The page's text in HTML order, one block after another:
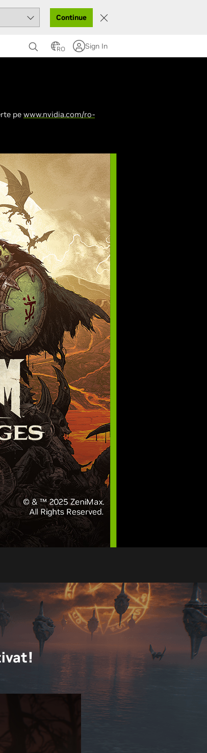
Continue
RO Sign In
pe www.nvidia.com/ro-